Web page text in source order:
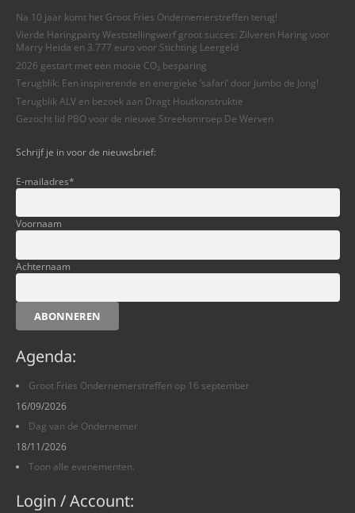
Na 10 jaar komt het Groot Fries Ondernemerstreffen terug!
Vierde Haringparty Weststellingwerf groot succes: Zilveren Haring voor
Marry Heida en 3.777 euro voor Stichting Leergeld
2026 gestart met een mooie CO₂ besparing
Terugblik: Een inspirerende en energieke ‘safari’ door Jumbo de Jong!
Terugblik ALV en bezoek aan Dragt Houtkonstruktie
Gezocht lid PBO voor de nieuwe Streekomroep De Werven
Schrijf je in voor de nieuwsbrief:
E-mailadres*
Voornaam
Achternaam
ABONNEREN
Agenda:
Groot Fries Ondernemerstreffen op 16 september
16/09/2026
Dag van de Ondernemer
18/11/2026
Toon alle evenementen.
Login / Account: